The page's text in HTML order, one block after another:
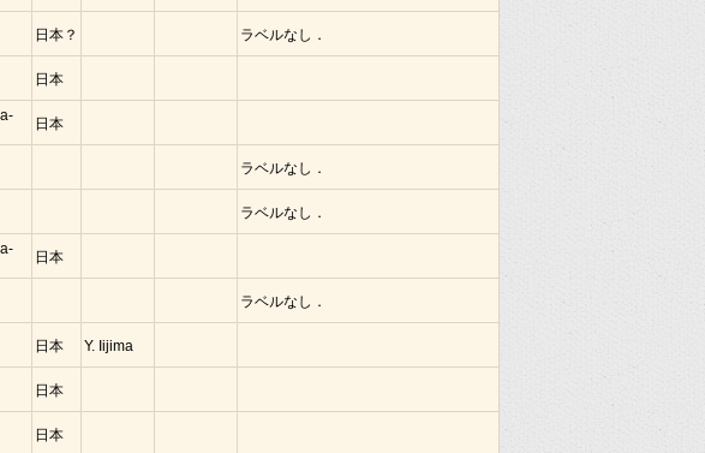
日本？ ラベルなし．
日本
日本
ラベルなし．
ラベルなし．
日本
ラベルなし．
日本 Y. Iijima
日本
日本